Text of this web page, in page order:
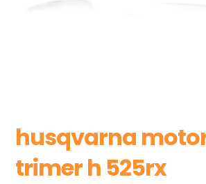
husqvarna
trimer h 525rx